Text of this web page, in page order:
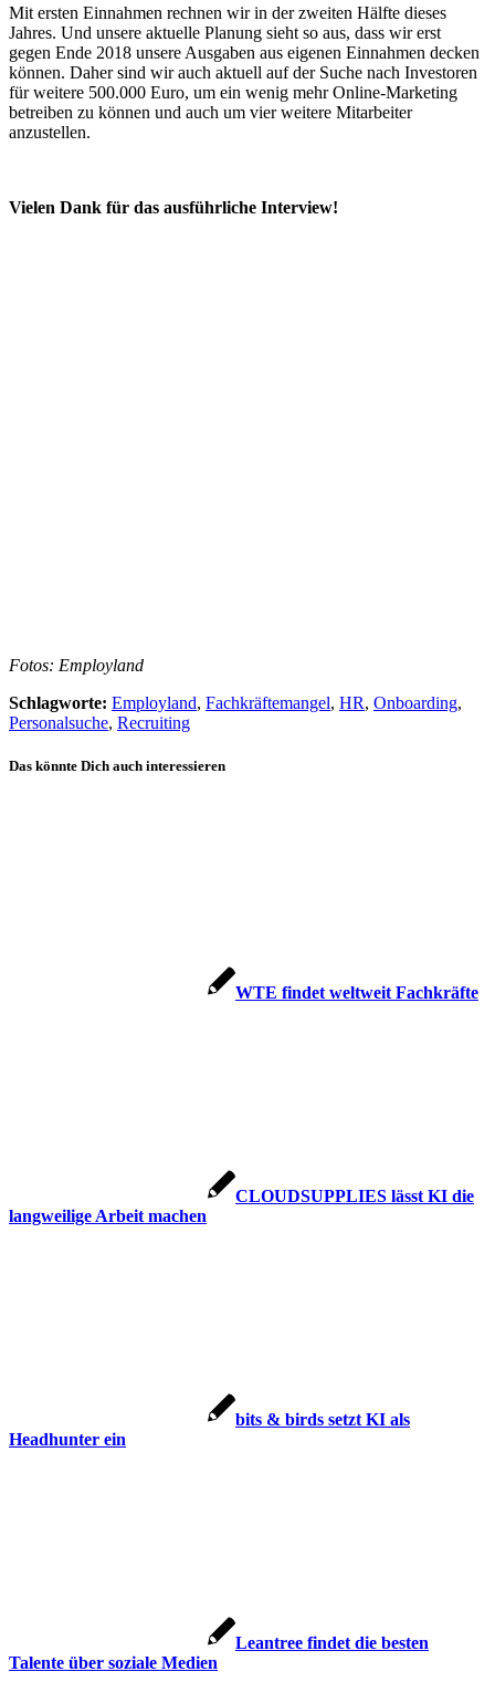
Mit ersten Einnahmen rechnen wir in der zweiten Hälfte dieses
Jahres. Und unsere aktuelle Planung sieht so aus, dass wir erst
gegen Ende 2018 unsere Ausgaben aus eigenen Einnahmen decken
können. Daher sind wir auch aktuell auf der Suche nach Investoren
für weitere 500.000 Euro, um ein wenig mehr Online-Marketing
betreiben zu können und auch um vier weitere Mitarbeiter
anzustellen.
Vielen Dank für das ausführliche Interview!
Fotos: Employland
Schlagworte: Employland, Fachkräftemangel, HR, Onboarding,
Personalsuche, Recruiting
Das könnte Dich auch interessieren
WTE findet weltweit Fachkräfte
CLOUDSUPPLIES lässt KI die
langweilige Arbeit machen
bits & birds setzt KI als
Headhunter ein
Leantree findet die besten
Talente über soziale Medien